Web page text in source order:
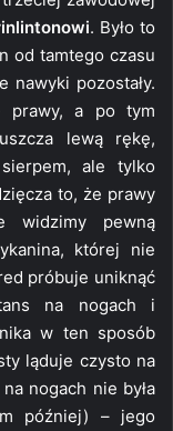
. Było to
od tamtego czasu
nawyki pozostały.
prawy, a po tym
lewą rękę,
ale tylko
to, że prawy
widzimy pewną
której nie
próbuje uniknąć
na nogach i
w ten sposób
ląduje czysto na
nogach nie była
później) – jego